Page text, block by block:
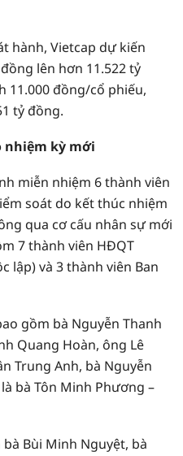
hành, Vietcap dự kiến
lên hơn 11.522 tỷ
11.000 đồng/cổ phiếu,
tỷ đồng.
nhiệm kỳ mới
miễn nhiệm 6 thành viên
soát do kết thúc nhiệm
qua cơ cấu nhân sự mới
7 thành viên HĐQT
lập) và 3 thành viên Ban
gồm bà Nguyễn Thanh
Quang Hoàn, ông Lê
Trung Anh, bà Nguyễn
bà Tôn Minh Phương –
Bùi Minh Nguyệt, bà